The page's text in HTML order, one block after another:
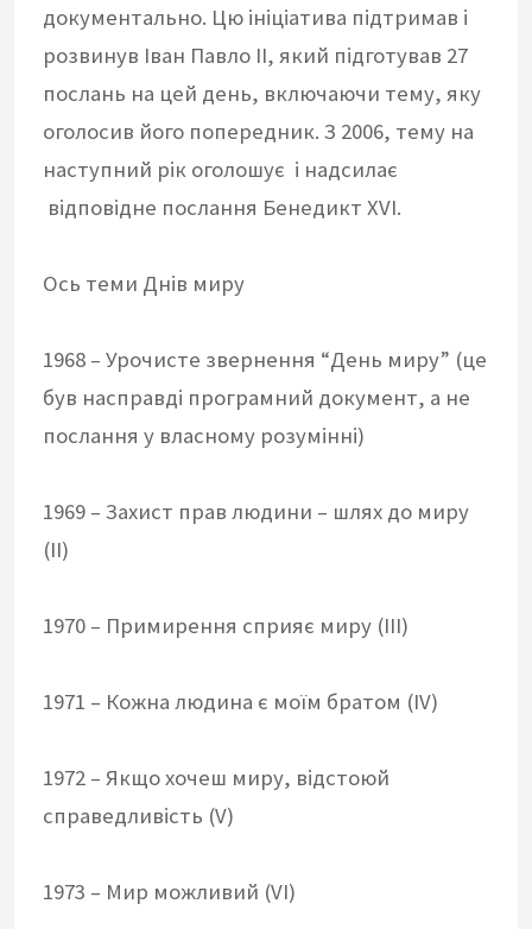
документально. Цю ініціатива підтримав і
розвинув Іван Павло II, який підготував 27
послань на цей день, включаючи тему, яку
оголосив його попередник. З 2006, тему на
наступний рік оголошує і надсилає
відповідне послання Бенедикт XVI.
Ось теми Днів миру
1968 – Урочисте звернення “День миру” (це
був насправді програмний документ, а не
послання у власному розумінні)
1969 – Захист прав людини – шлях до миру
(II)
1970 – Примирення сприяє миру (III)
1971 – Кожна людина є моїм братом (IV)
1972 – Якщо хочеш миру, відстоюй
справедливість (V)
1973 – Мир можливий (VI)